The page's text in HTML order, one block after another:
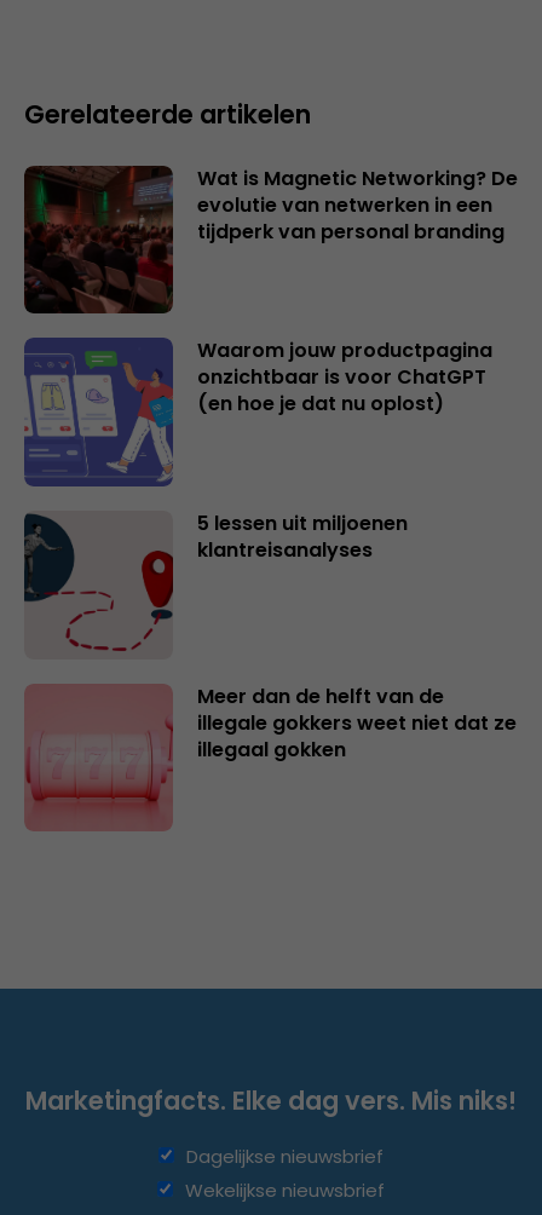
Gerelateerde artikelen
Wat is Magnetic Networking? De
evolutie van netwerken in een
tijdperk van personal branding
Waarom jouw productpagina
onzichtbaar is voor ChatGPT
(en hoe je dat nu oplost)
5 lessen uit miljoenen
klantreisanalyses
Meer dan de helft van de
illegale gokkers weet niet dat ze
illegaal gokken
Marketingfacts. Elke dag vers. Mis niks!
Dagelijkse nieuwsbrief
Wekelijkse nieuwsbrief